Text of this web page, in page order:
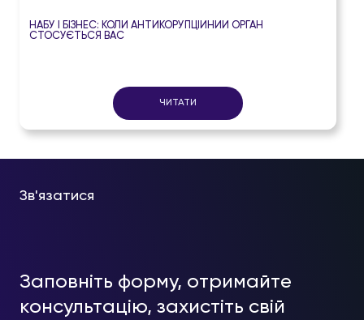
НАБУ І БІЗНЕС: КОЛИ АНТИКОРУПЦІЙНИЙ ОРГАН
СТОСУЄТЬСЯ ВАС
ЧИТАТИ
Зв'язатися
Заповніть форму, отримайте
консультацію, захистіть свій